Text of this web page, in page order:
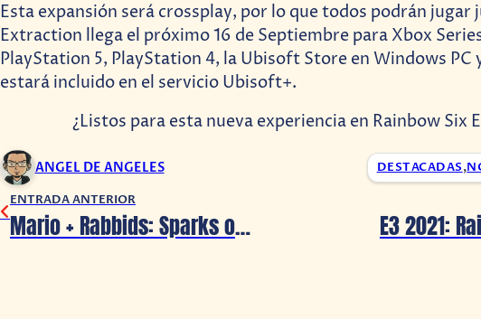
Esta expansión será crossplay, por lo que todos podrán jugar
Extraction llega el próximo 16 de Septiembre para Xbox
PlayStation 5, PlayStation 4, la Ubisoft Store en Windows PC
estará incluido en el servicio Ubisoft+.
¿Listos para esta nueva experiencia en Rainbow Six
ANGEL DE ANGELES DESTACADAS,
ENTRADA ANTERIOR
Mario + Rabbids: Sparks of Hope ¡Mira el tráiler Oficial! #Ubiforward